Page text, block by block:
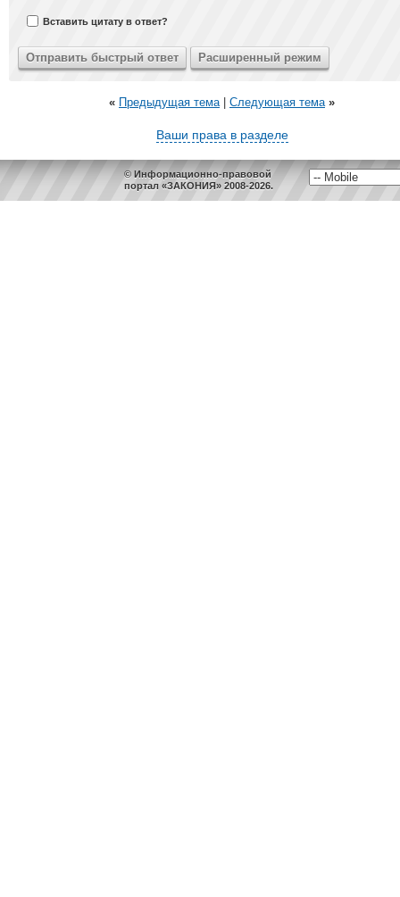
Вставить цитату в ответ?
« Предыдущая тема| Следующая тема »
Ваши права в разделе
© Информационно-правовой
портал «ЗАКОНИЯ» 2008-2026.